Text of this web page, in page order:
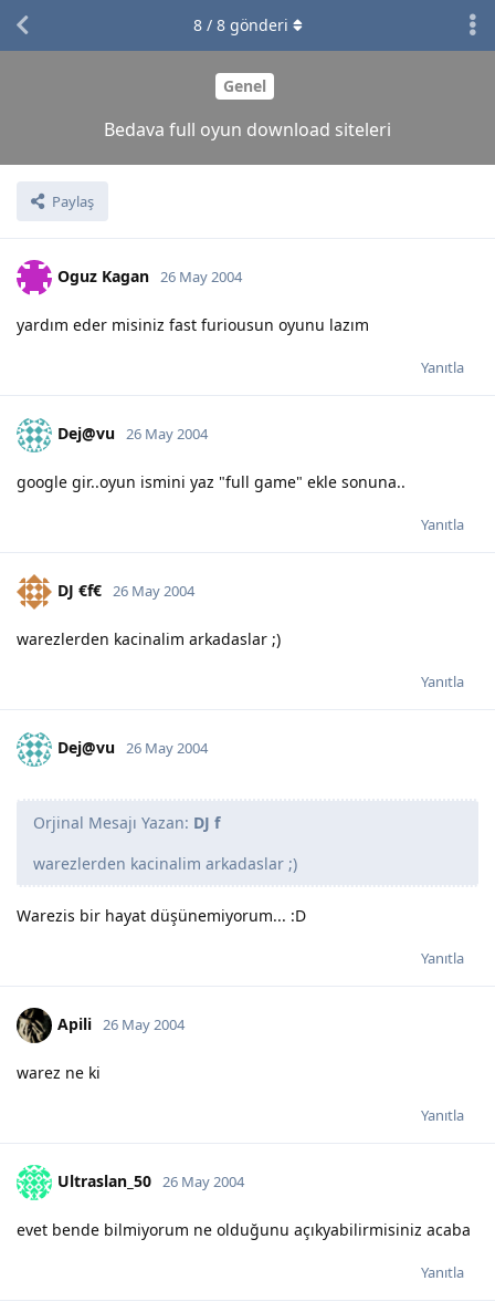
Genel
Bedava full oyun download siteleri
Paylaş
8/ 8gönderi
Oguz Kagan 26 May 2004
yardım eder misiniz fast furiousun oyunu lazım
Yanıtla
Dej@vu 26 May 2004
google gir..oyun ismini yaz "full game" ekle sonuna..
Yanıtla
DJ €f€ 26 May 2004
warezlerden kacinalim arkadaslar ;)
Yanıtla
Dej@vu 26 May 2004
Orjinal Mesajı Yazan: DJ f
warezlerden kacinalim arkadaslar ;)
Warezis bir hayat düşünemiyorum... :D
Yanıtla
Apili 26 May 2004
warez ne ki
Yanıtla
Ultraslan_50 26 May 2004
evet bende bilmiyorum ne olduğunu açıkyabilirmisiniz acaba
Yanıtla